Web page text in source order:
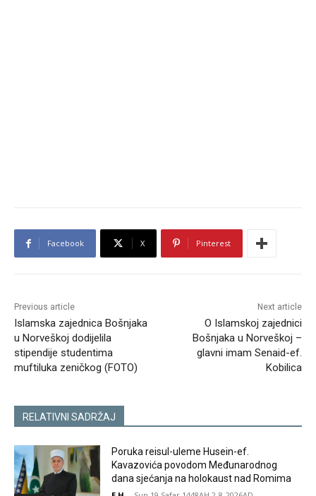
Facebook X Pinterest
Previous article
Islamska zajednica Bošnjaka
u Norveškoj dodijelila
stipendije studentima
muftiluka zeničkog (FOTO)
Next article
O Islamskoj zajednici
Bošnjaka u Norveškoj –
glavni imam Senaid-ef.
Kobilica
RELATIVNI SADRŽAJ
Poruka reisul-uleme Husein-ef.
Kavazovića povodom Međunarodnog
dana sjećanja na holokaust nad Romima